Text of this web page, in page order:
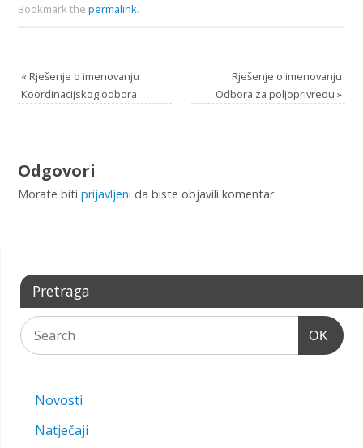
Bookmark the permalink.
«Rješenje o imenovanju
Koordinacijskog odbora
Rješenje o imenovanju
Odbora za poljoprivredu»
Odgovori
Morate biti prijavljeni da biste objavili komentar.
Pretraga
OK
Novosti
Natječaji